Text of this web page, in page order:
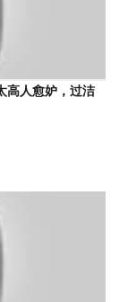
高人愈妒，过洁